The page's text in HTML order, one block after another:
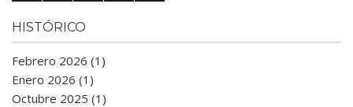
HISTÓRICO
Febrero 2026 (1)
Enero 2026 (1)
Octubre 2025 (1)